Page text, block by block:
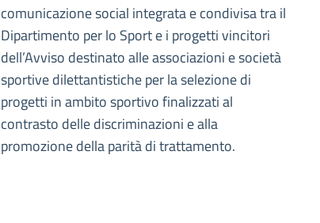
comunicazione social integrata e condivisa tra il
Dipartimento per lo Sport e i progetti vincitori
dell’Avviso destinato alle associazioni e società
sportive dilettantistiche per la selezione di
progetti in ambito sportivo finalizzati al
contrasto delle discriminazioni e alla
promozione della parità di trattamento.